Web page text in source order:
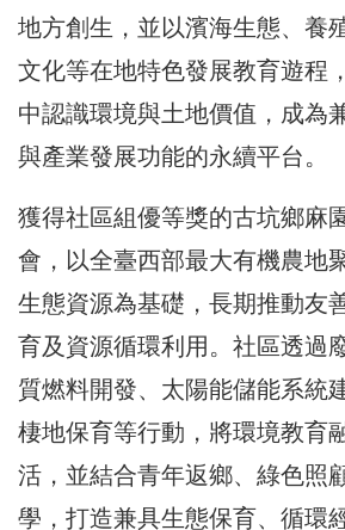
地方創生，並以濱海生態、養
文化等在地特色發展教育遊程
中認識環境與土地價值，成為
與產業發展功能的永續平台。
獲得社區組優等獎的古坑鄉麻
會，以全臺西部最大有機農地
生態資源為基礎，長期推動友
育及資源循環利用。社區透過
質燃料開發、太陽能儲能系統
棲地保育等行動，將環境教育
活，並結合青年返鄉、綠色照
學，打造兼具生態保育、循環